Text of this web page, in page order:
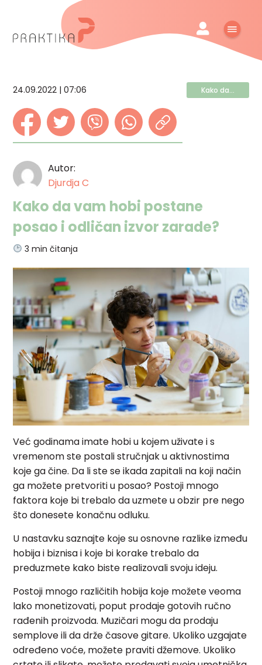
24.09.2022 | 07:06 Kako da...
Autor:
Djurdja C
Kako da vam hobi postane
posao i odličan izvor zarade?
3 min čitanja
Već godinama imate hobi u kojem uživate i s
vremenom ste postali stručnjak u aktivnostima
koje ga čine. Da li ste se ikada zapitali na koji način
ga možete pretvoriti u posao? Postoji mnogo
faktora koje bi trebalo da uzmete u obzir pre nego
što donesete konačnu odluku.
U nastavku saznajte koje su osnovne razlike između
hobija i biznisa i koje bi korake trebalo da
preduzmete kako biste realizovali svoju ideju.
Postoji mnogo različitih hobija koje možete veoma
lako monetizovati, poput prodaje gotovih ručno
rađenih proizvoda. Muzičari mogu da prodaju
semplove ili da drže časove gitare. Ukoliko uzgajate
određeno voće, možete praviti džemove. Ukoliko